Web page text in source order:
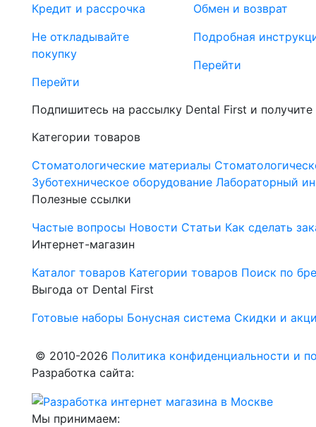
Кредит и рассрочка
Не откладывайте
покупку
Перейти
Обмен и возврат
Подробная
Перейти
Подпишитесь на рассылку Dental First и
Категории товаров
Стоматологические материалы
Зуботехническое оборудование Лабораторный
Полезные ссылки
Частые вопросы Новости Статьи Как сделать
Интернет-магазин
Каталог товаров Категории товаров Поиск по
Выгода от Dental First
Готовые наборы Бонусная система Скидки и
© 2010-2026 Политика конфиденциальности и
Разработка сайта:
Мы принимаем: